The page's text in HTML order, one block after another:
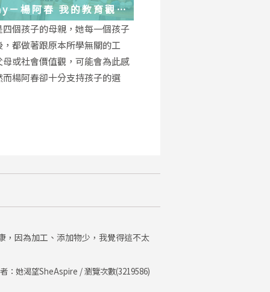
阿春 我的教育觀
四個孩子的母親，她每一個孩子
，都做著跟原本所學無關的工
母或社會價值觀，可能會為此感
而楊阿春卻十分支持孩子的選
，因為加工、添加物少，我覺得這不太
：她渴望SheAspire / 瀏覽次數(3219586)